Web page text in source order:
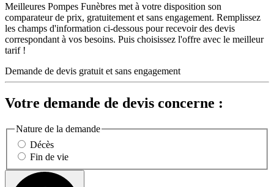
Meilleures Pompes Funèbres met à votre disposition son
comparateur de prix, gratuitement et sans engagement. Remplissez
les champs d'information ci-dessous pour recevoir des devis
correspondant à vos besoins. Puis choisissez l'offre avec le meilleur
tarif !
Demande de devis gratuit et sans engagement
Votre demande de devis concerne :
Nature de la demande
Décès
Fin de vie